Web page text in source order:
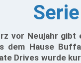
vor Neujahr gibt
dem Hause
Drives wurde